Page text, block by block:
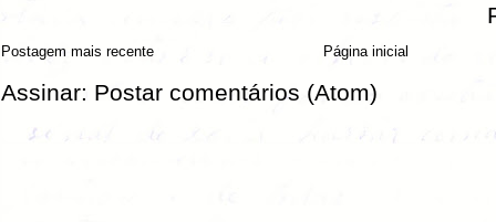
Postagem mais recente Página inicial
Assinar: Postar comentários (Atom)